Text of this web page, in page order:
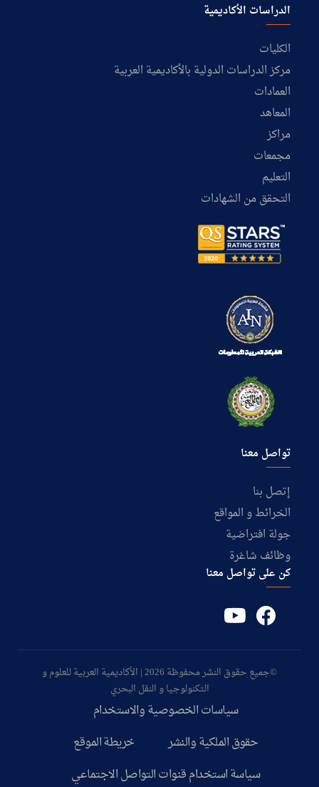
الدراسات الأكاديمية
الكليات
مركز الدراسات الدولية بالأكاديمية العربية
العمادات
المعاهد
مراكز
مجمعات
التعليم
التحقق من الشهادات
تواصل معنا
إتصل بنا
الخرائط و المواقع
جولة افتراضية
وظائف شاغرة
كن على تواصل معنا
©جميع حقوق النشر محفوظة 2026 | الأكاديمية العربية للعلوم و
التكنولوجيا و النقل البحري
سياسات الخصوصية والاستخدام
حقوق الملكية والنشر
خريطة الموقع
سياسة استخدام قنوات التواصل الاجتماعي